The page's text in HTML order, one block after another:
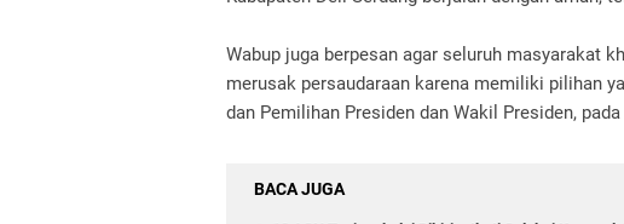
Wabup juga berpesan agar seluruh masyarakat
merusak persaudaraan karena memiliki pilihan
dan Pemilihan Presiden dan Wakil Presiden,
BACA JUGA